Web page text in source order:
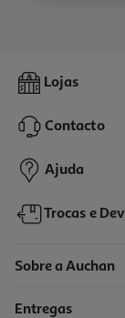
Lojas
Contacto
Ajuda
Trocas e
Sobre a Auchan
Entregas